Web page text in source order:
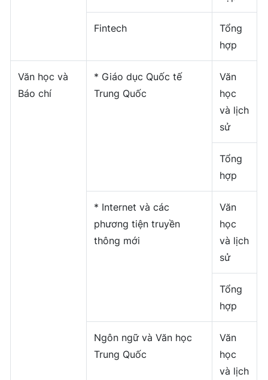
Fintech
Tổng
hợp
Văn học và
Báo chí
* Giáo dục Quốc tế
Trung Quốc
Văn
học
và lịch
sử
Tổng
hợp
* Internet và các
phương tiện truyền
thông mới
Văn
học
và lịch
sử
Tổng
hợp
Ngôn ngữ và Văn học
Trung Quốc
Văn
học
và lịch